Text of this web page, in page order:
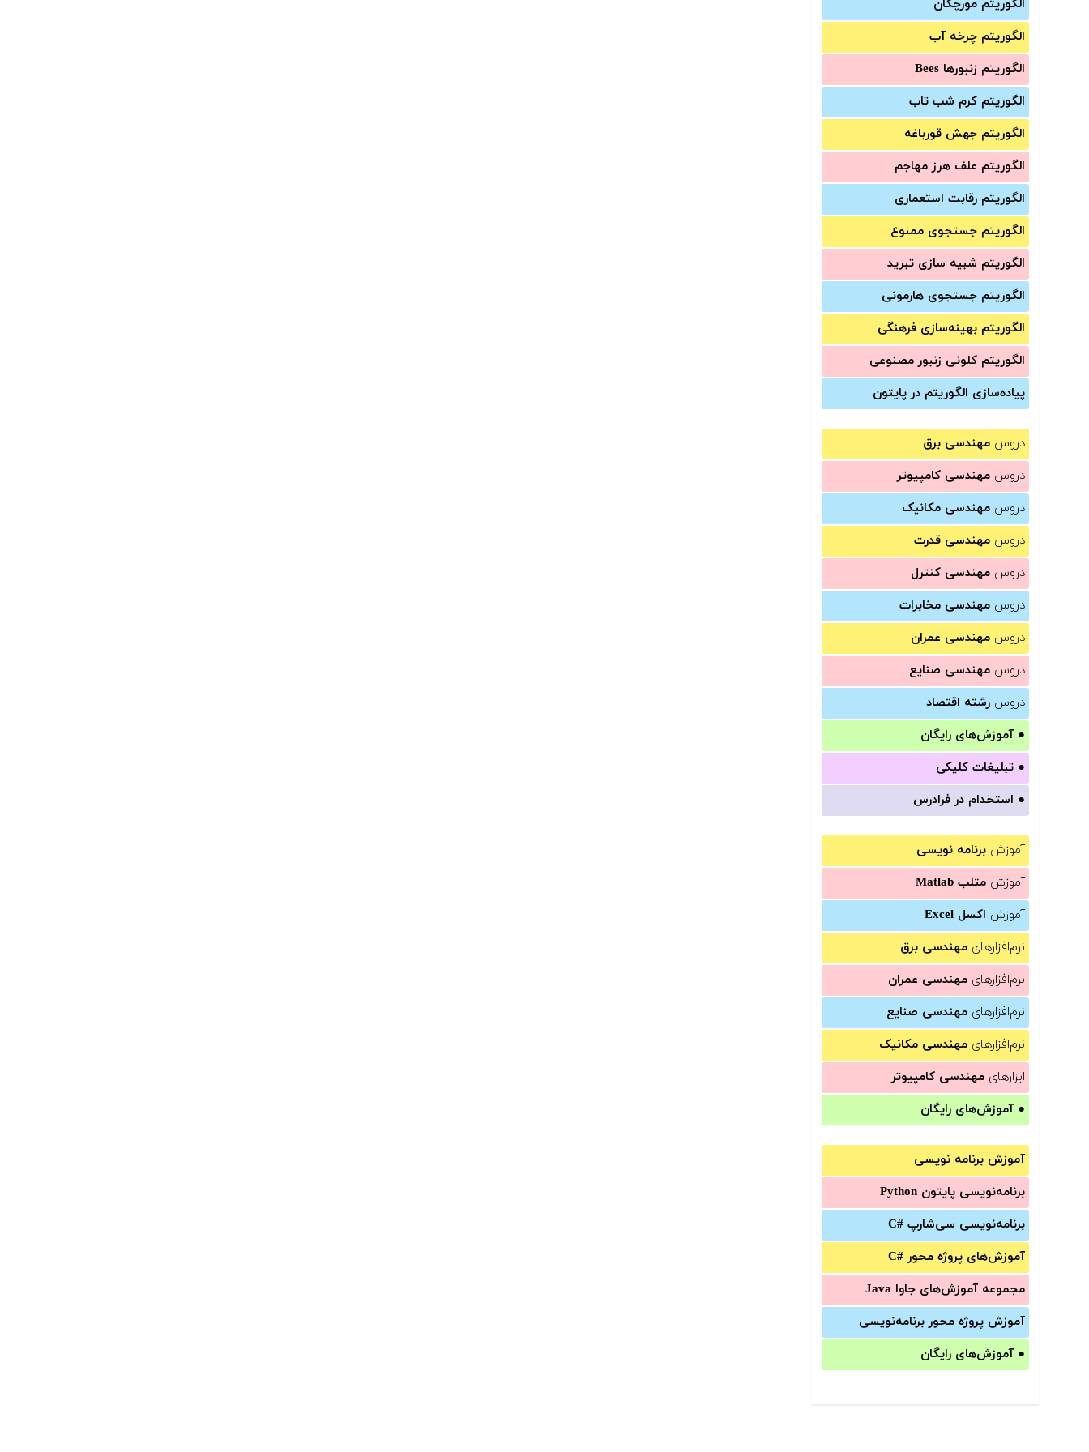
الگوریتم مورچگان
الگوریتم چرخه آب
الگوریتم زنبورها Bees
الگوریتم کرم شب تاب
الگوریتم جهش قورباغه
الگوریتم علف هرز مهاجم
الگوریتم رقابت استعماری
الگوریتم جستجوی ممنوع
الگوریتم شبیه سازی تبرید
الگوریتم جستجوی هارمونی
الگوریتم بهینه‌سازی فرهنگی
الگوریتم کلونی زنبور مصنوعی
پیاده‌سازی الگوریتم در پایتون
دروس مهندسی برق
دروس مهندسی کامپیوتر
دروس مهندسی مکانیک
دروس مهندسی قدرت
دروس مهندسی کنترل
دروس مهندسی مخابرات
دروس مهندسی عمران
دروس مهندسی صنایع
دروس رشته اقتصاد
● آموزش‌های رایگان
● تبلیغات کلیکی
● استخدام در فرادرس
آموزش برنامه نویسی
آموزش متلب Matlab
آموزش اکسل Excel
نرم‌افزارهای مهندسی برق
نرم‌افزارهای مهندسی عمران
نرم‌افزارهای مهندسی صنایع
نرم‌افزارهای مهندسی مکانیک
ابزارهای مهندسی کامپیوتر
● آموزش‌های رایگان
آموزش برنامه نویسی
برنامه‌نویسی پایتون Python
برنامه‌‌نویسی سی‌شارپ C#‎
آموزش‌های پروژه محور #C
مجموعه آموزش‌های جاوا Java
آموزش‌ پروژه محور برنامه‌نویسی
● آموزش‌های رایگان